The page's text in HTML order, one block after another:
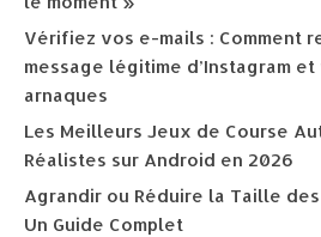
Vérifiez vos e-mails : Comment
message légitime d’Instagram
arnaques
Les Meilleurs Jeux de Course
Réalistes sur Android en 2026
Agrandir ou Réduire la Taille
Un Guide Complet